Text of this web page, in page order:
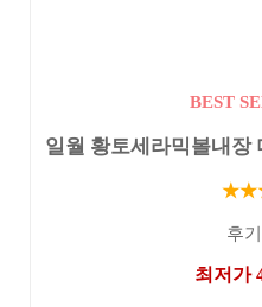
BEST
일월 황토세라믹볼내장
후
최저가